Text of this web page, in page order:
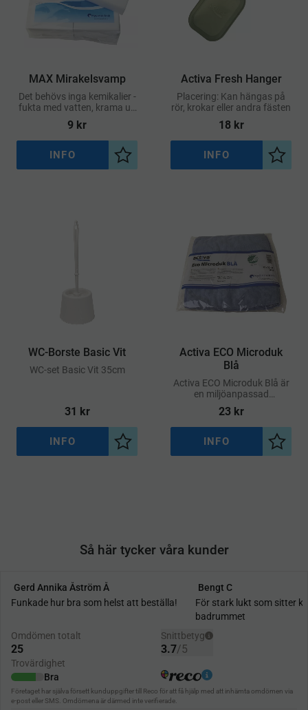
MAX Mirakelsvamp
Det behövs inga kemikalier -
fukta med vatten, krama ur,
gnugga lätt och fläckarna
försvinner
9 kr
Lägg till i önskelista
INFO
Activa Fresh Hanger
Placering: Kan hängas på
rör, krokar eller andra fästen
18kr
Lägg
INFO
WC-Borste Basic Vit
​WC-set Basic Vit 35cm
31 kr
Lägg till i önskelista
INFO
Activa ECO Microduk
Blå
Activa ECO Microduk Blå är
en miljöanpassad
mikrofiberduk av hög
kvalitet som kan användas
på alla hårda ytor, både torr
och fuktig
23kr
Lägg
INFO
Så här tycker våra kunder